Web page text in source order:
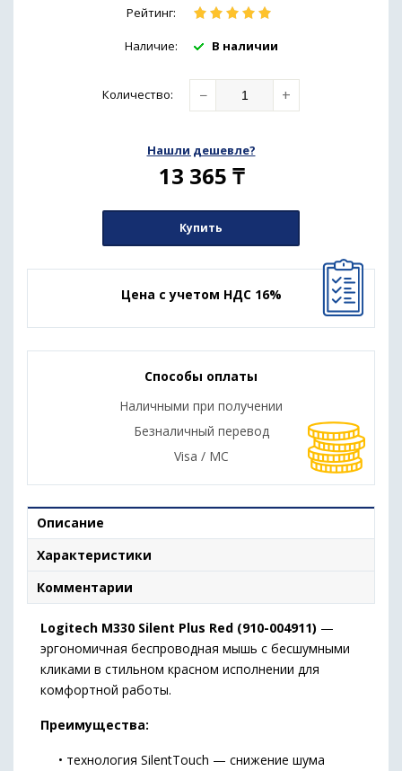
Рейтинг:
Наличие: В наличии
Количество: − +
Нашли дешевле?
13 365 ₸
Купить
Цена с учетом НДС 16%
Способы оплаты
Наличными при получении
Безналичный перевод
Visa / MC
Описание
Характеристики
Комментарии
Logitech M330 Silent Plus Red (910-004911) —
эргономичная беспроводная мышь с бесшумными
кликами в стильном красном исполнении для
комфортной работы.
Преимущества:
• технология SilentTouch — снижение шума